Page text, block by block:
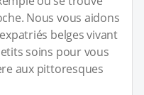
Nous vous aidons
belges vivant
soins pour vous
aux pittoresques